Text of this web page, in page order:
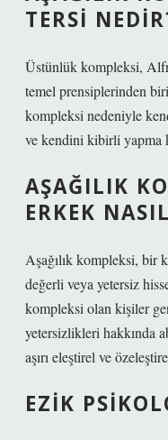
TERSI
Üstünlük kompleksi,
temel prensiplerinden
kompleksi nedeniyle
ve kendini kibirli yapma
AŞAĞILIK
ERKEK
Aşağılık kompleksi, bir
değerli veya yetersiz
kompleksi olan kişiler
yetersizlikleri hakkında
aşırı eleştirel ve
EZIK